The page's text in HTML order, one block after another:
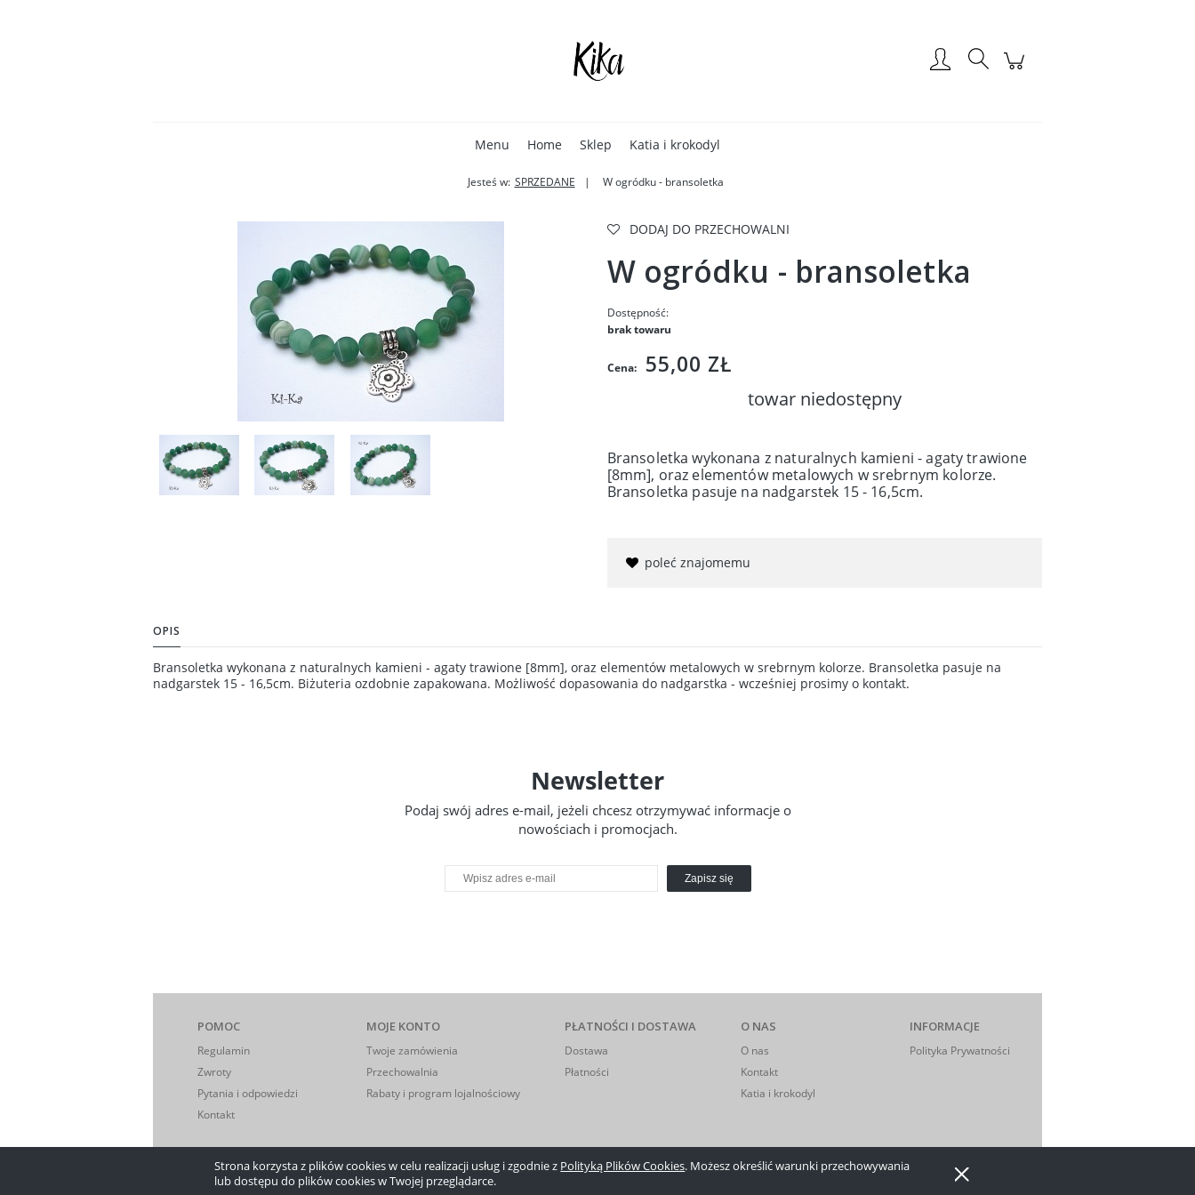
Strona korzysta z plików cookies w celu realizacji usług i zgodnie z Polityką Plików Cookies. Możesz określić warunki przechowywania
lub dostępu do plików cookies w Twojej przeglądarce.
Menu Home Sklep Katia i krokodyl
Jesteś w: SPRZEDANE W ogródku - bransoletka
DODAJ DO PRZECHOWALNI
W ogródku - bransoletka
Dostępność:
brak towaru
Cena: 55,00 ZŁ
towar niedostępny
Bransoletka wykonana z naturalnych kamieni - agaty trawione
[8mm], oraz elementów metalowych w srebrnym kolorze.
Bransoletka pasuje na nadgarstek 15 - 16,5cm.
poleć znajomemu
OPIS
Bransoletka wykonana z naturalnych kamieni - agaty trawione [8mm], oraz elementów metalowych w srebrnym kolorze. Bransoletka pasuje na
nadgarstek 15 - 16,5cm. Biżuteria ozdobnie zapakowana. Możliwość dopasowania do nadgarstka - wcześniej prosimy o kontakt.
Newsletter
Podaj swój adres e-mail, jeżeli chcesz otrzymywać informacje o
nowościach i promocjach.
Zapisz się
POMOC
Regulamin
Zwroty
Pytania i odpowiedzi
Kontakt
MOJE KONTO
Twoje zamówienia
Przechowalnia
Rabaty i program lojalnościowy
PŁATNOŚCI I DOSTAWA
Dostawa
Płatności
O NAS
O nas
Kontakt
Katia i krokodyl
INFORMACJE
Polityka Prywatności